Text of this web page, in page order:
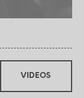
VIDEOS